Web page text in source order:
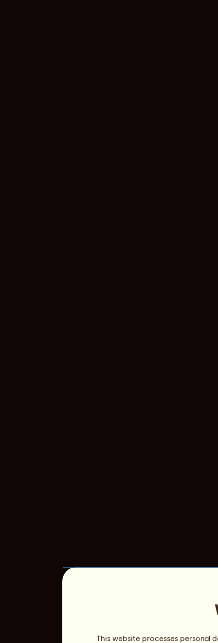
This website processes personal